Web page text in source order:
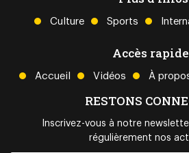
Culture Sports
Accès
Accueil Vidéos À
RESTONS
Inscrivez-vous à notre
régulièrement nos